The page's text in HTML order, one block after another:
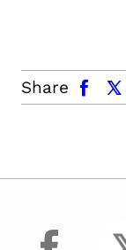
Share
facebook x.com
facebook